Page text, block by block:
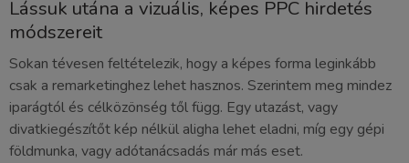
Lássuk utána a vizuális, képes PPC hirdetés
módszereit
Sokan tévesen feltételezik, hogy a képes forma leginkább
csak a remarketinghez lehet hasznos. Szerintem meg mindez
iparágtól és célközönség től függ. Egy utazást, vagy
divatkiegészítőt kép nélkül aligha lehet eladni, míg egy gépi
földmunka, vagy adótanácsadás már más eset.